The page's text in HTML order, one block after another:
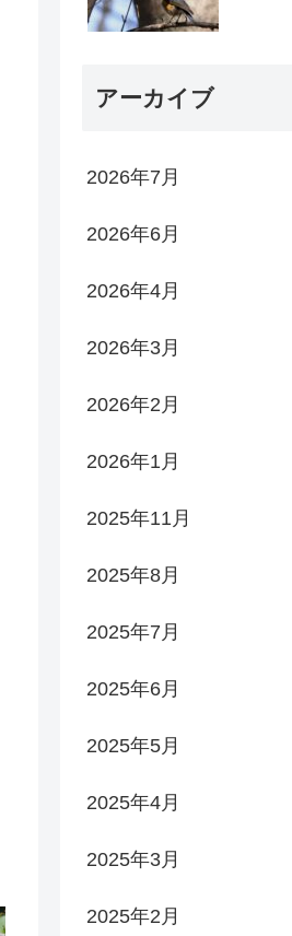
アーカイブ
2026年7月
2026年6月
2026年4月
2026年3月
2026年2月
2026年1月
2025年11月
2025年8月
2025年7月
2025年6月
2025年5月
2025年4月
2025年3月
2025年2月